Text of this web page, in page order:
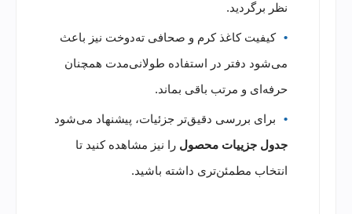
نظر برگردید.
کیفیت کاغذ کرم و صحافی ته‌دوخت نیز باعث
می‌شود دفتر در استفاده طولانی‌مدت همچنان
حرفه‌ای و مرتب باقی بماند.
برای بررسی دقیق‌تر جزئیات، پیشنهاد می‌شود
جدول جزییات محصول را نیز مشاهده کنید تا
انتخاب مطمئن‌تری داشته باشید.